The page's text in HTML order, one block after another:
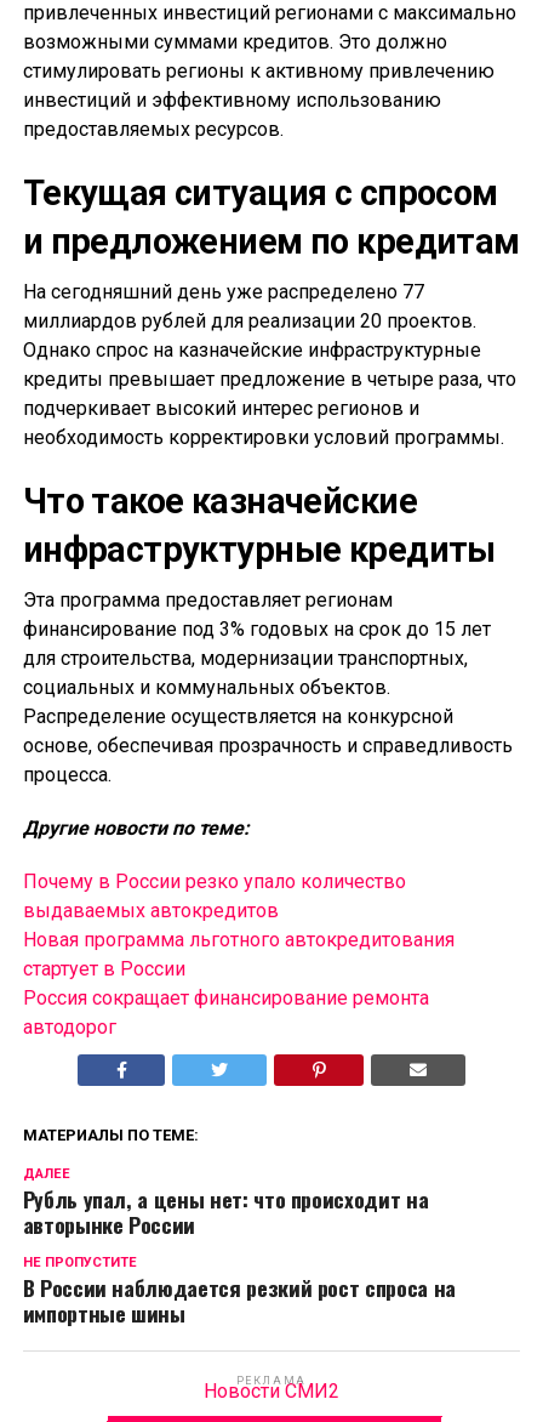
привлеченных инвестиций регионами с максимально
возможными суммами кредитов. Это должно
стимулировать регионы к активному привлечению
инвестиций и эффективному использованию
предоставляемых ресурсов.
Текущая ситуация с спросом
и предложением по кредитам
На сегодняшний день уже распределено 77
миллиардов рублей для реализации 20 проектов.
Однако спрос на казначейские инфраструктурные
кредиты превышает предложение в четыре раза, что
подчеркивает высокий интерес регионов и
необходимость корректировки условий программы.
Что такое казначейские
инфраструктурные кредиты
Эта программа предоставляет регионам
финансирование под 3% годовых на срок до 15 лет
для строительства, модернизации транспортных,
социальных и коммунальных объектов.
Распределение осуществляется на конкурсной
основе, обеспечивая прозрачность и справедливость
процесса.
Другие новости по теме:
Почему в России резко упало количество
выдаваемых автокредитов
Новая программа льготного автокредитования
стартует в России
Россия сокращает финансирование ремонта
автодорог
МАТЕРИАЛЫ ПО ТЕМЕ:
ДАЛЕЕ
Рубль упал, а цены нет: что происходит на
авторынке России
НЕ ПРОПУСТИТЕ
В России наблюдается резкий рост спроса на
импортные шины
РЕКЛАМА
Новости СМИ2